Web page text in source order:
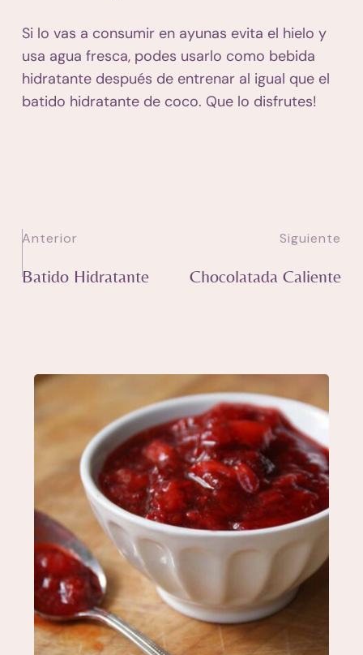
Si lo vas a consumir en ayunas evita el hielo y
usa agua fresca, podes usarlo como bebida
hidratante después de entrenar al igual que el
batido hidratante de coco. Que lo disfrutes!
Anterior Siguiente
Batido Hidratante Chocolatada Caliente